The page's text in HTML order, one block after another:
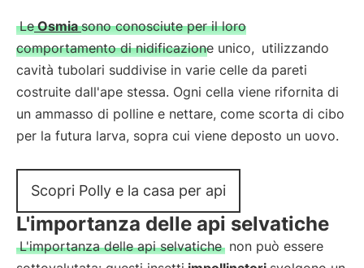
LeOsmiasono conosciute per il loro
comportamento di nidificazione unico, utilizzando
cavità tubolari suddivise in varie celle da pareti
costruite dall'ape stessa. Ogni cella viene rifornita di
un ammasso di polline e nettare, come scorta di cibo
per la futura larva, sopra cui viene deposto un uovo.
Scopri Polly e la casa per api
L'importanza delle api selvatiche
L'importanza delle api selvatiche non può essere